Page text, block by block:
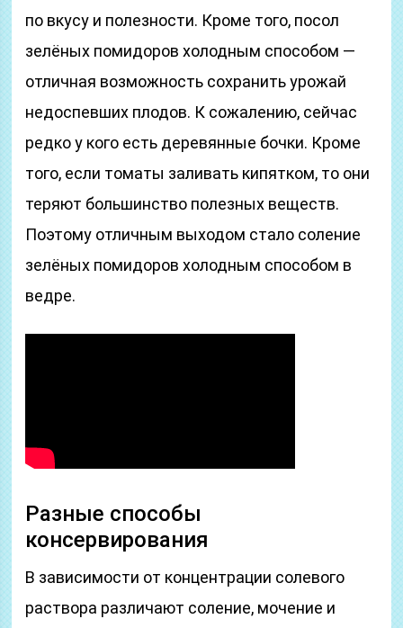
по вкусу и полезности. Кроме того, посол
зелёных помидоров холодным способом —
отличная возможность сохранить урожай
недоспевших плодов. К сожалению, сейчас
редко у кого есть деревянные бочки. Кроме
того, если томаты заливать кипятком, то они
теряют большинство полезных веществ.
Поэтому отличным выходом стало соление
зелёных помидоров холодным способом в
ведре.
Разные способы
консервирования
В зависимости от концентрации солевого
раствора различают соление, мочение и